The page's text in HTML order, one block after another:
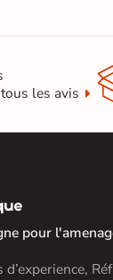
les avis
pour
d’experience,